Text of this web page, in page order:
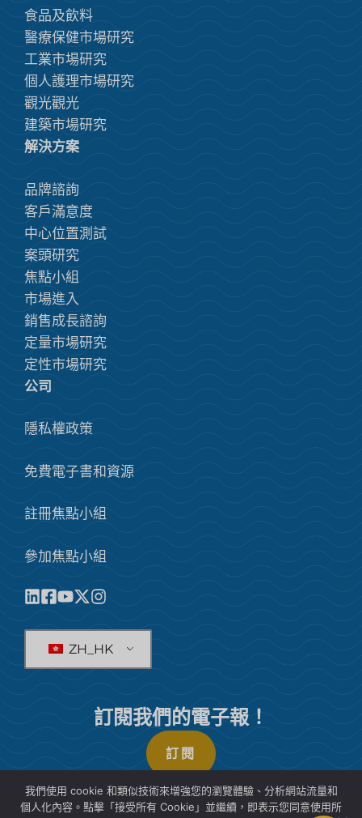
食品及飲料
醫療保健市場研究
工業市場研究
個人護理市場研究
觀光觀光
建築市場研究
解決方案
品牌諮詢
客戶滿意度
中心位置測試
案頭研究
焦點小組
市場進入
銷售成長諮詢
定量市場研究
定性市場研究
公司
隱私權政策
免費電子書和資源
註冊焦點小組
參加焦點小組
ZH_HK
訂閱我們的電子報！
訂閱
我們使用 cookie 和類似技術來增強您的瀏覽體驗、分析網站流量和
個人化內容。點擊「接受所有 Cookie」並繼續，即表示您同意使用所